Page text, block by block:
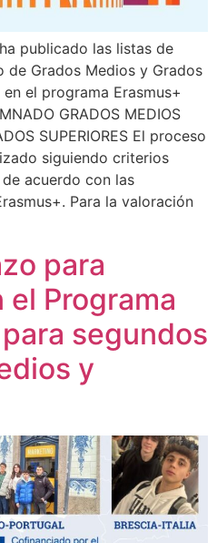
publicado las listas de
de Grados Medios y Grados
el programa Erasmus+
GRADOS MEDIOS
SUPERIORES El proceso
siguiendo criterios
acuerdo con las
Para la valoración
para
Programa
segundos
y